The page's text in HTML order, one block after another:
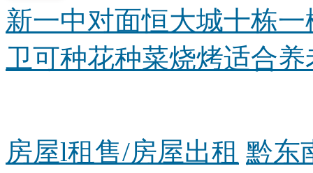
新一中对面恒大城十栋
卫可种花种菜烧烤适合养
房屋l租售/房屋出租 黔东